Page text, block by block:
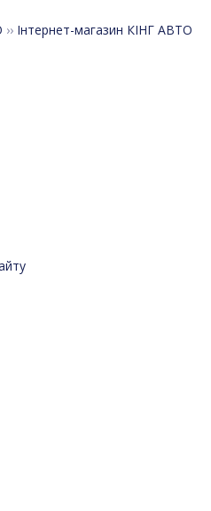
›› Інтернет-магазин КІНГ АВТО